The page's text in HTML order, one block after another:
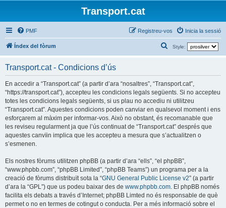
Transport.cat
PMF Inicia la sessió
Registreu-vos
Índex del fòrum Style:
e
c
a
Transport.cat - Condicions d’ús
En accedir a “Transport.cat” (a partir d’ara “nosaltres”, “Transport.cat”,
“https://transport.cat”), accepteu les condicions legals següents. Si no accepteu
totes les condicions legals següents, si us plau no accediu ni utilitzeu
“Transport.cat”. Aquestes condicions poden canviar en qualsevol moment i ens
esforçarem al màxim per informar-vos. Això no obstant, és recomanable que
les reviseu regularment ja que l’ús continuat de “Transport.cat” després que
aquestes canvïin implica que les accepteu a mesura que s’actualitzen o
s’esmenen.
Els nostres fòrums utilitzen phpBB (a partir d’ara “ells”, “el phpBB”,
“www.phpbb.com”, “phpBB Limited”, “phpBB Teams”) un programa per a la
creació de fòrums distribuït sota la “GNU General Public License v2” (a partir
d’ara la “GPL”) que us podeu baixar des de www.phpbb.com . El phpBB només
facilita els debats a través d’Internet; phpBB Limted no és responsable de què
permet o no en termes de cotingut o conducta. Per a més informació sobre el